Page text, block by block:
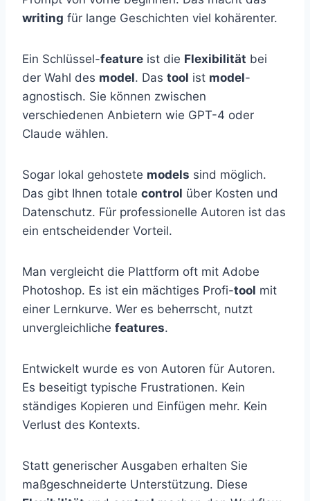
writing für lange Geschichten viel kohärenter.
Ein Schlüssel-feature ist die Flexibilität bei
der Wahl des model. Das tool ist model-
agnostisch. Sie können zwischen
verschiedenen Anbietern wie GPT-4 oder
Claude wählen.
Sogar lokal gehostete models sind möglich.
Das gibt Ihnen totale control über Kosten und
Datenschutz. Für professionelle Autoren ist das
ein entscheidender Vorteil.
Man vergleicht die Plattform oft mit Adobe
Photoshop. Es ist ein mächtiges Profi-tool mit
einer Lernkurve. Wer es beherrscht, nutzt
unvergleichliche features.
Entwickelt wurde es von Autoren für Autoren.
Es beseitigt typische Frustrationen. Kein
ständiges Kopieren und Einfügen mehr. Kein
Verlust des Kontexts.
Statt generischer Ausgaben erhalten Sie
maßgeschneiderte Unterstützung. Diese